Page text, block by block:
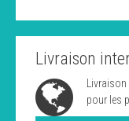
Livraison
pour les